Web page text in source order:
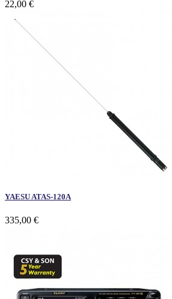
22,00 €
YAESU ATAS-120A
335,00 €